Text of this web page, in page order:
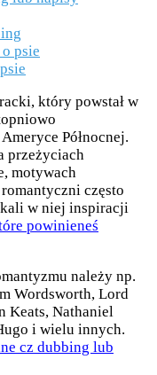
który powstał w
Północnej.
przeżyciach
motywach
często
w niej inspiracji
powinieneś
należy np.
Wordsworth, Lord
Keats, Nathaniel
i wielu innych.
cz dubbing lub